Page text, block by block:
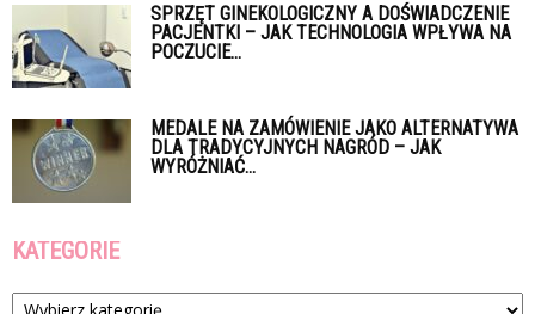
SPRZĘT GINEKOLOGICZNY A DOŚWIADCZENIE
PACJENTKI – JAK TECHNOLOGIA WPŁYWA NA
POCZUCIE...
MEDALE NA ZAMÓWIENIE JAKO ALTERNATYWA
DLA TRADYCYJNYCH NAGRÓD – JAK
WYRÓŻNIAĆ...
KATEGORIE
Kategorie